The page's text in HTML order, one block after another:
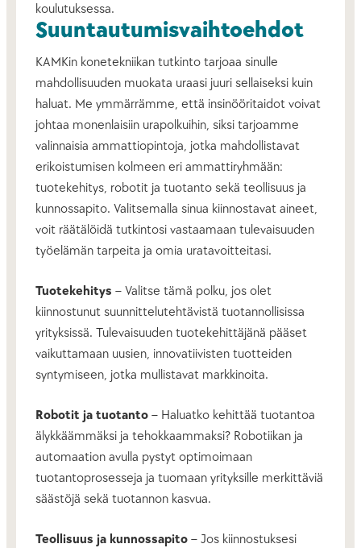
koulutuksessa.
Suuntautumisvaihtoehdot
KAMKin konetekniikan tutkinto tarjoaa sinulle
mahdollisuuden muokata uraasi juuri sellaiseksi kuin
haluat. Me ymmärrämme, että insinööritaidot voivat
johtaa monenlaisiin urapolkuihin, siksi tarjoamme
valinnaisia ammattiopintoja, jotka mahdollistavat
erikoistumisen kolmeen eri ammattiryhmään:
tuotekehitys, robotit ja tuotanto sekä teollisuus ja
kunnossapito. Valitsemalla sinua kiinnostavat aineet,
voit räätälöidä tutkintosi vastaamaan tulevaisuuden
työelämän tarpeita ja omia uratavoitteitasi.
Tuotekehitys – Valitse tämä polku, jos olet
kiinnostunut suunnittelutehtävistä tuotannollisissa
yrityksissä. Tulevaisuuden tuotekehittäjänä pääset
vaikuttamaan uusien, innovatiivisten tuotteiden
syntymiseen, jotka mullistavat markkinoita.
Robotit ja tuotanto – Haluatko kehittää tuotantoa
älykkäämmäksi ja tehokkaammaksi? Robotiikan ja
automaation avulla pystyt optimoimaan
tuotantoprosesseja ja tuomaan yrityksille merkittäviä
säästöjä sekä tuotannon kasvua.
Teollisuus ja kunnossapito – Jos kiinnostuksesi